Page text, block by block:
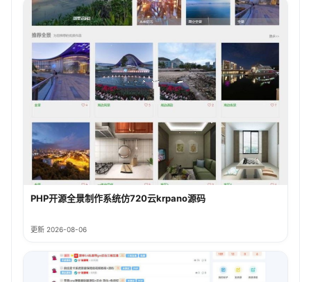
PHP开源全景制作系统仿720云krpano源码
更新 2026-08-06